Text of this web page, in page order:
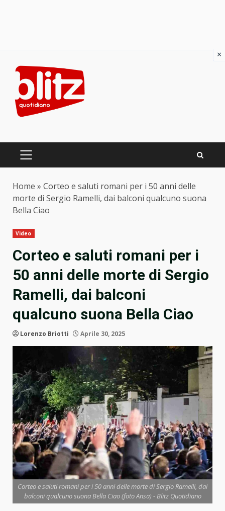
content
PRIMARY
Home » Corteo e saluti romani per i 50 anni delle
morte di Sergio Ramelli, dai balconi qualcuno suona
Bella Ciao
Video
Corteo e saluti romani per i
50 anni delle morte di Sergio
Ramelli, dai balconi
qualcuno suona Bella Ciao
Lorenzo Briotti Aprile 30, 2025
Corteo e saluti romani per i 50 anni delle morte di Sergio Ramelli, dai
balconi qualcuno suona Bella Ciao (foto Ansa) - Blitz Quotidiano
×